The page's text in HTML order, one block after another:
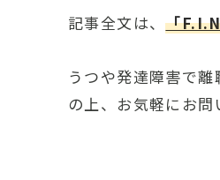
記事全文は、「
うつや発達障害で
の上、お気軽にお問